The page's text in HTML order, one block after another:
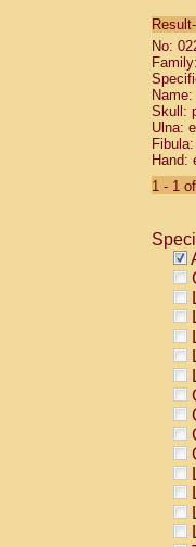
No:
Name:
Skull:
Ulna:
Hand:
1 - 1